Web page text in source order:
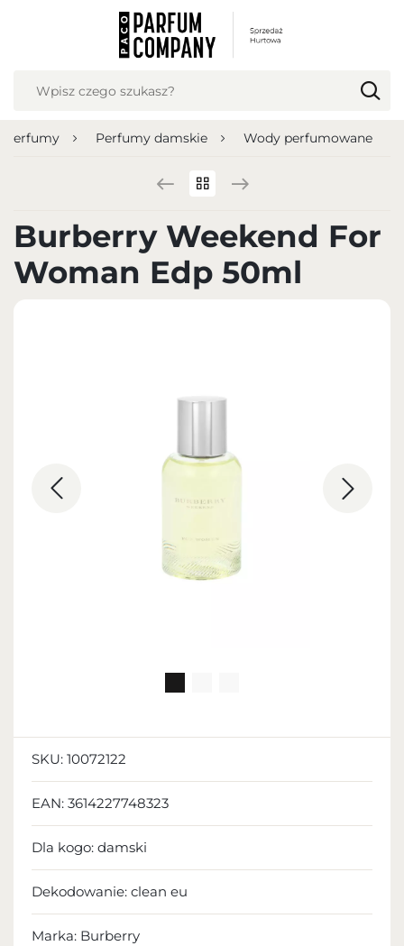
Perfumy Perfumy damskie Wody perfumowane
Burberry Weekend For
Woman Edp 50ml
SKU: 10072122
EAN: 3614227748323
Dla kogo: damski
Dekodowanie: clean eu
Marka: Burberry
USTAWIENIA REGIONALNE
Język
Polish zloty (PLN)
ZAPISZ